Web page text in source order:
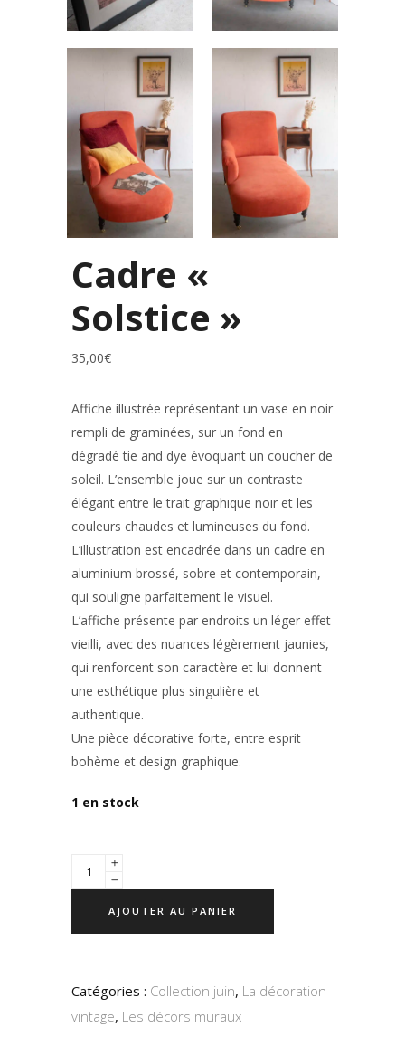
Cadre «
Solstice »
35,00€
Affiche illustrée représentant un vase en noir
rempli de graminées, sur un fond en
dégradé tie and dye évoquant un coucher de
soleil. L’ensemble joue sur un contraste
élégant entre le trait graphique noir et les
couleurs chaudes et lumineuses du fond.
L’illustration est encadrée dans un cadre en
aluminium brossé, sobre et contemporain,
qui souligne parfaitement le visuel.
L’affiche présente par endroits un léger effet
vieilli, avec des nuances légèrement jaunies,
qui renforcent son caractère et lui donnent
une esthétique plus singulière et
authentique.
Une pièce décorative forte, entre esprit
bohème et design graphique.
1 en stock
AJOUTER AU PANIER
Catégories : Collection juin, La décoration
vintage, Les décors muraux